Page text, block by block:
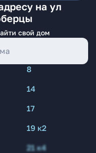
на ул
свой дом
8
14
17
19 к2
21 к4